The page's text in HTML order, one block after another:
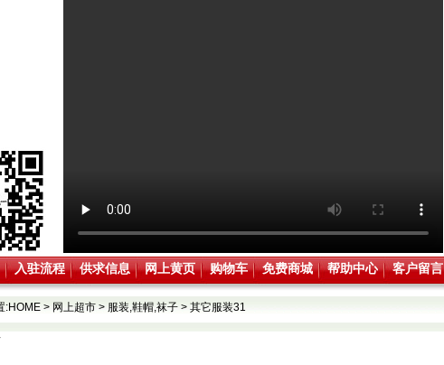
入驻流程 供求信息 网上黄页 购物车 免费商城 帮助中心 客户留言
:HOME> 网上超市> 服装,鞋帽,袜子> 其它服装31